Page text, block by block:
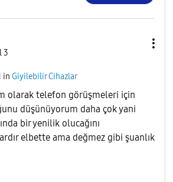
3
in Giyilebilir Cihazlar
olarak telefon görüşmeleri için
düşünüyorum daha çok yani
bir yenilik olucağını
elbette ama değmez gibi şuanlık